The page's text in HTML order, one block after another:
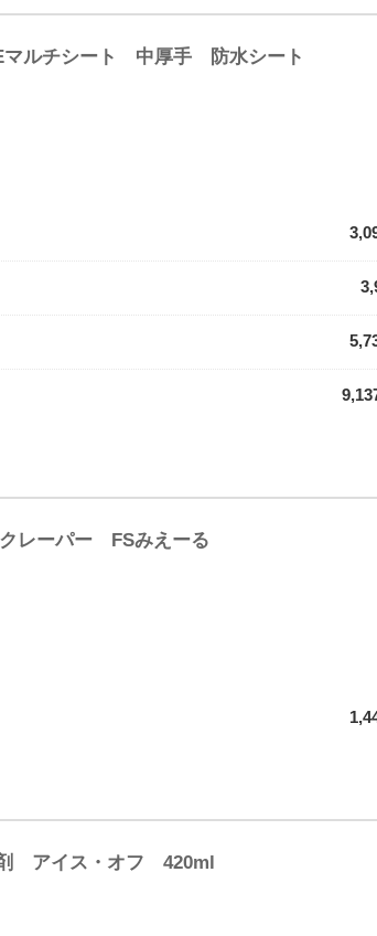
ルチシート 中厚手 防水シート
レーパー FSみえーる
アイス・オフ 420ml